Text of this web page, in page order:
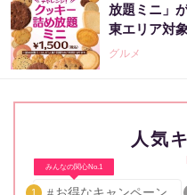
放題ミニ」
東エリア対
グルメ
人気
みんなの関心No.1
1 お得なキャンペーン